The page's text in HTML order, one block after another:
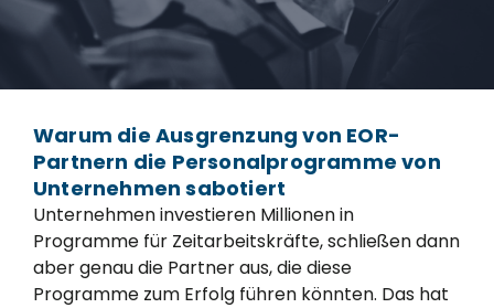
Warum die Ausgrenzung von EOR-
Partnern die Personalprogramme von
Unternehmen sabotiert
Unternehmen investieren Millionen in
Programme für Zeitarbeitskräfte, schließen dann
aber genau die Partner aus, die diese
Programme zum Erfolg führen könnten. Das hat